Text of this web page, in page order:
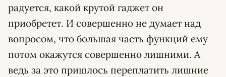
радуется, какой крутой гаджет он
приобретет. И совершенно не думает над
вопросом, что большая часть функций ему
потом окажутся совершенно лишними. А
ведь за это пришлось переплатить лишние